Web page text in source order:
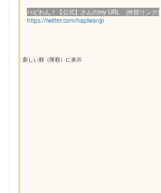
ハピわん！【公式】さんのmy URL (外部リンク)
https://twitter.com/hapiwanjp
新しい順（降順）に表示